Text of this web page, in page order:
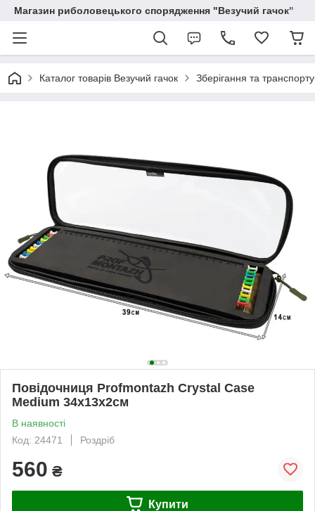
Магазин риболовецького спорядження "Везучий гачок"
Каталог товарів Везучий гачок Зберігання та
Повідочниця Profmontazh Crystal Case
Medium 34х13х2см
В наявності
Код: 24471
Роздріб
560 ₴
Купити